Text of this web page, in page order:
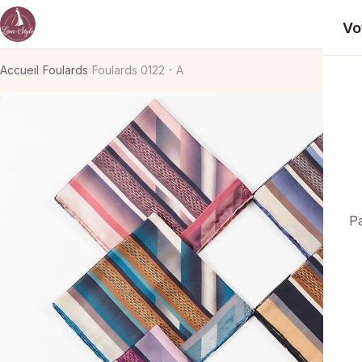
Accueil› Foulards› Foulards 0122 - A